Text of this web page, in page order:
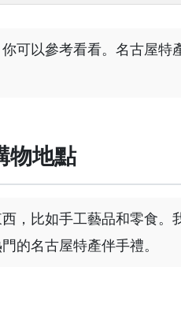
可以參考看看。名古屋特
物地點
，比如手工藝品和零食。
的名古屋特產伴手禮。